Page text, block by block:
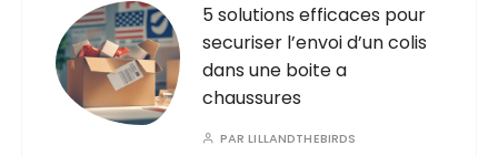
5 solutions efficaces pour
securiser l’envoi d’un colis
dans une boite a
chaussures
PARLILLANDTHEBIRDS